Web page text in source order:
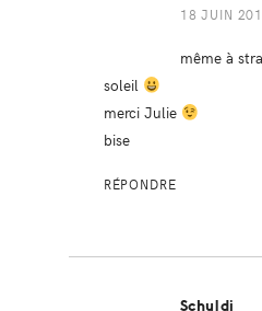
18 JUIN
même à
soleil
merci Julie
bise
RÉPONDRE
Schuldi